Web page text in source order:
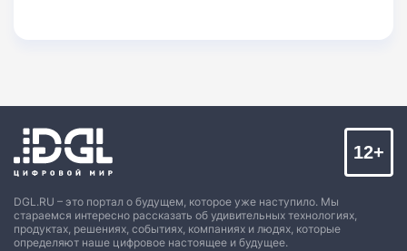
DGL.RU – это портал о будущем, которое уже наступило. Мы
стараемся интересно рассказать об удивительных технологиях,
продуктах, решениях, событиях, компаниях и людях, которые
определяют наше цифровое настоящее и будущее.
12+